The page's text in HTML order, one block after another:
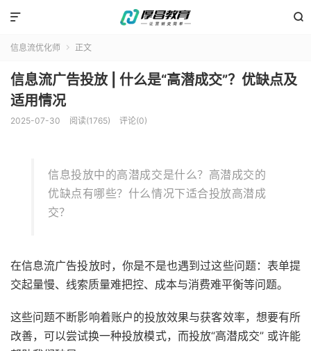


信息流优化师  正文
信息流广告投放 | 什么是“高潜成交”？优缺点及
适用情况
2025-07-30 阅读(1765) 评论(0)
信息投放中的高潜成交是什么？高潜成交的
优缺点有哪些？什么情况下适合投放高潜成
交？
在信息流广告投放时，你是不是也遇到过这些问题：表单提
交起量慢、线索质量难把控、成本与消费难平衡等问题。
这些问题不断影响着账户的投放效果与获客效率，想要有所
改善，可以尝试换一种投放模式，而投放“高潜成交” 或许能